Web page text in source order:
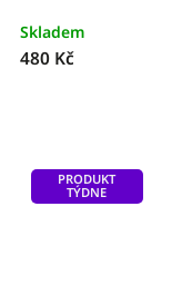
Skladem
480 Kč
PRODUKT
TÝDNE